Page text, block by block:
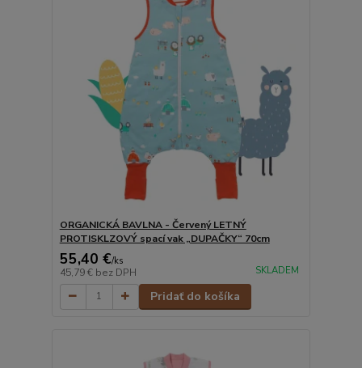
ORGANICKÁ BAVLNA - Červený LETNÝ
PROTISKLZOVÝ spací vak „DUPAČKY“ 70cm
55,40 €/ks
45,79 € bez DPH SKLADEM
Pridať do košíka